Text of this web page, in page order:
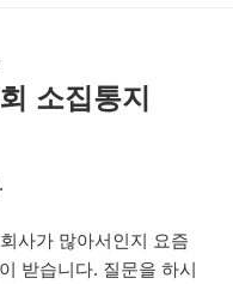
소집통지
사가 많아서인지 요즘
받습니다. 질문을 하시